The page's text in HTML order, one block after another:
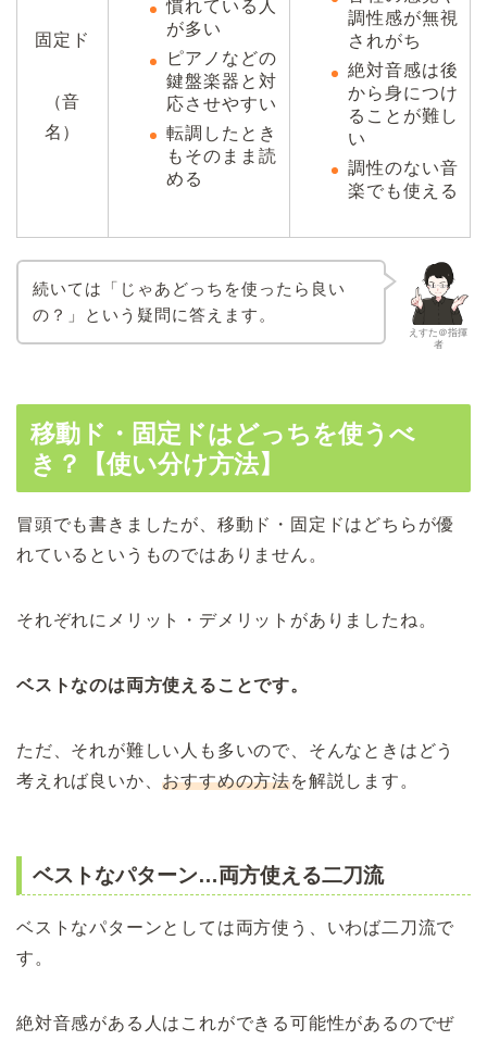
固定ド
（音
名）
慣れている人
が多い
ピアノなどの
鍵盤楽器と対
応させやすい
転調したとき
もそのまま読
める
調性感が無視
されがち
絶対音感は後
から身につけ
ることが難し
い
調性のない音
楽でも使える
えすた＠指揮
者
続いては「じゃあどっちを使ったら良い
の？」という疑問に答えます。
移動ド・固定ドはどっちを使うべ
き？【使い分け方法】
冒頭でも書きましたが、移動ド・固定ドはどちらが優
れているというものではありません。
それぞれにメリット・デメリットがありましたね。
ベストなのは両方使えることです。
ただ、それが難しい人も多いので、そんなときはどう
考えれば良いか、おすすめの方法を解説します。
ベストなパターン…両方使える二刀流
ベストなパターンとしては両方使う、いわば二刀流で
す。
絶対音感がある人はこれができる可能性があるのでぜ